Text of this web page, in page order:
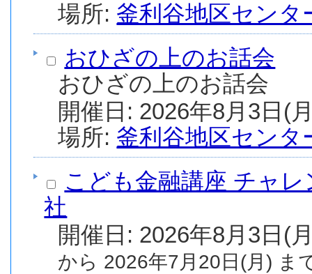
場所: 釜利谷地区センタ
おひざの上のお話会
おひざの上のお話会
場所: 釜利谷地区センタ
こども金融講座 チャ
社
から 2026年7月20日(月) ま